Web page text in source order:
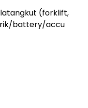
(forklift,
battery/accu